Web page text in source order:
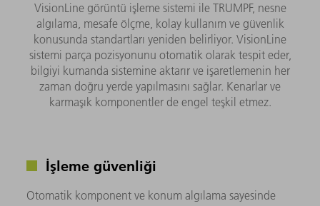
VisionLine görüntü işleme sistemi ile TRUMPF, nesne
algılama, mesafe ölçme, kolay kullanım ve güvenlik
konusunda standartları yeniden belirliyor. VisionLine
sistemi parça pozisyonunu otomatik olarak tespit eder,
bilgiyi kumanda sistemine aktarır ve işaretlemenin her
zaman doğru yerde yapılmasını sağlar. Kenarlar ve
karmaşık komponentler de engel teşkil etmez.
İşleme güvenliği
Otomatik komponent ve konum algılama sayesinde